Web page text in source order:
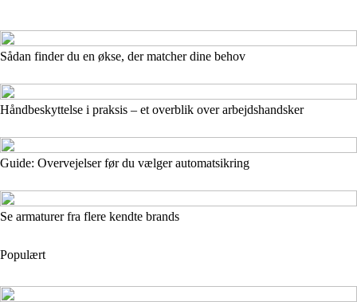
Sådan finder du en økse, der matcher dine behov
Håndbeskyttelse i praksis – et overblik over arbejdshandsker
Guide: Overvejelser før du vælger automatsikring
Se armaturer fra flere kendte brands
Populært